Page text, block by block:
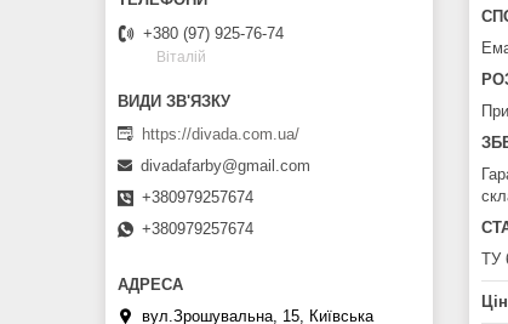
ТУ
+380 (97) 925-76-74
Віталій
https://divada.com.ua/
divadafarby@gmail.com
+380979257674
+380979257674
вул.Зрошувальна, 15, Київська